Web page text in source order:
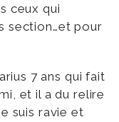
ceux qui
section…et pour
7 ans qui fait
et il a du relire
suis ravie et